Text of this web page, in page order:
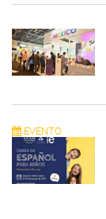
EVENTO